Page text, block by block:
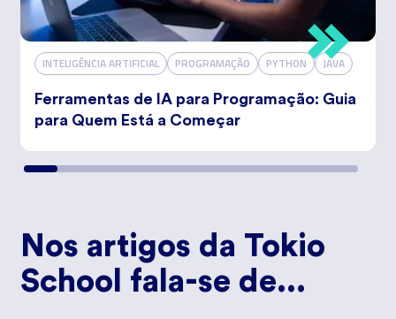
INTELIGÊNCIA ARTIFICIAL PROGRAMAÇÃO PYTHON JAVA
Ferramentas de IA para Programação: Guia
para Quem Está a Começar
Nos artigos da Tokio
School fala-se de...